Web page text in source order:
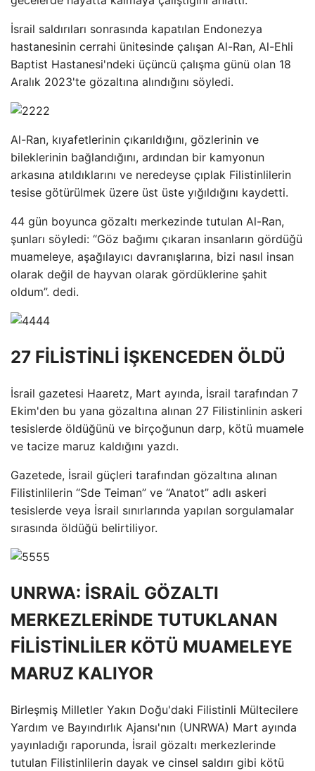
İsrail saldırıları sonrasında kapatılan Endonezya
hastanesinin cerrahi ünitesinde çalışan Al-Ran, Al-Ehli
Baptist Hastanesi'ndeki üçüncü çalışma günü olan 18
Aralık 2023'te gözaltına alındığını söyledi.
Al-Ran, kıyafetlerinin çıkarıldığını, gözlerinin ve
bileklerinin bağlandığını, ardından bir kamyonun
arkasına atıldıklarını ve neredeyse çıplak Filistinlilerin
tesise götürülmek üzere üst üste yığıldığını kaydetti.
44 gün boyunca gözaltı merkezinde tutulan Al-Ran,
şunları söyledi: “Göz bağımı çıkaran insanların gördüğü
muameleye, aşağılayıcı davranışlarına, bizi nasıl insan
olarak değil de hayvan olarak gördüklerine şahit
oldum”. dedi.
27 FİLİSTİNLİ İŞKENCEDEN ÖLDÜ
İsrail gazetesi Haaretz, Mart ayında, İsrail tarafından 7
Ekim'den bu yana gözaltına alınan 27 Filistinlinin askeri
tesislerde öldüğünü ve birçoğunun darp, kötü muamele
ve tacize maruz kaldığını yazdı.
Gazetede, İsrail güçleri tarafından gözaltına alınan
Filistinlilerin “Sde Teiman” ve “Anatot” adlı askeri
tesislerde veya İsrail sınırlarında yapılan sorgulamalar
sırasında öldüğü belirtiliyor.
UNRWA: İSRAİL GÖZALTI
MERKEZLERİNDE TUTUKLANAN
FİLİSTİNLİLER KÖTÜ MUAMELEYE
MARUZ KALIYOR
Birleşmiş Milletler Yakın Doğu'daki Filistinli Mültecilere
Yardım ve Bayındırlık Ajansı'nın (UNRWA) Mart ayında
yayınladığı raporunda, İsrail gözaltı merkezlerinde
tutulan Filistinlilerin dayak ve cinsel saldırı gibi kötü